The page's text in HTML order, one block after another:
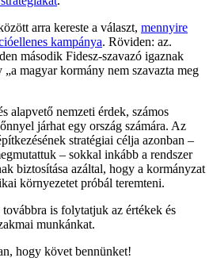
arra kereste a választ, mennyire
kampánya. Röviden: az.
második Fidesz-szavazó igaznak
magyar kormány nem szavazta meg
alapvető nemzeti érdek, számos
járhat egy ország számára. Az
stratégiai célja azonban –
– sokkal inkább a rendszer
biztosítása azáltal, hogy a kormányzat
környezetet próbál teremteni.
is folytatjuk az értékek és
munkánkat.
hogy követ bennünket!